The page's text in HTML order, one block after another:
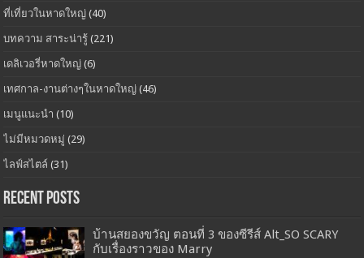
ที่เที่ยวในหาดใหญ่ (40)
บทความ สาระน่ารู้ (221)
เดลิเวอรี่หาดใหญ่ (6)
เทศกาล-งานต่างๆในหาดใหญ่ (46)
เมนูแนะนำ (10)
ไม่มีหมวดหมู่ (29)
ไลฟ์สไตล์ (31)
Recent Posts
บ้านสยองขวัญ ตอนที่ 3 ของซีรีส์ Alt_SO SCARY
กับเรื่องราวของ Marry